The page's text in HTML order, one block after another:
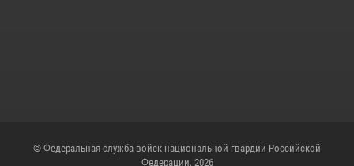
© Федеральная служба войск национальной гвардии Российской
Федерации, 2026